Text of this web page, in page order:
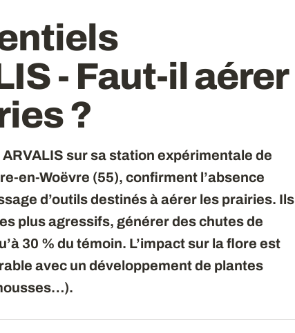
- Faut-il aérer
?
sur sa station expérimentale de
en-Woëvre (55), confirment l’absence
d’outils destinés à aérer les prairies. Ils
plus agressifs, générer des chutes de
30 % du témoin. L’impact sur la flore est
avec un développement de plantes